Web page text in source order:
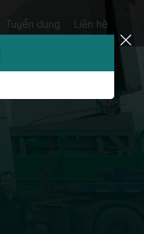
Tuyển dụng Liên hệ